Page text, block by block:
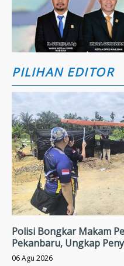
PILIHAN EDITOR
Polisi Bongkar Makam
Pekanbaru, Ungkap
06 Agu 2026